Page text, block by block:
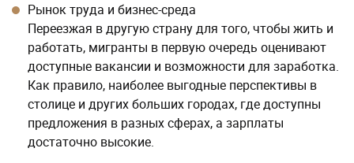
Рынок труда и бизнес-среда
Переезжая в другую страну для того, чтобы жить и
работать, мигранты в первую очередь оценивают
доступные вакансии и возможности для заработка.
Как правило, наиболее выгодные перспективы в
столице и других больших городах, где доступны
предложения в разных сферах, а зарплаты
достаточно высокие.